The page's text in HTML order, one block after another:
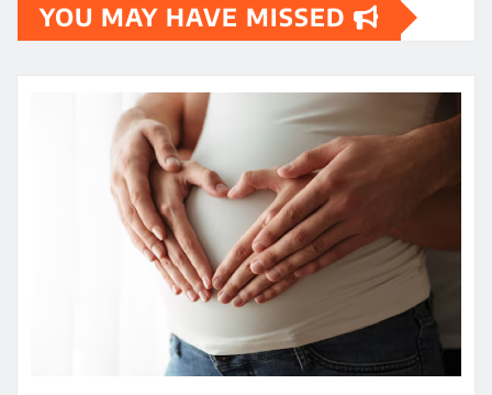
YOU MAY HAVE MISSED